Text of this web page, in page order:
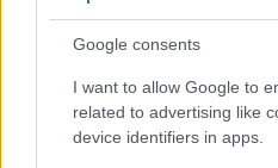
Google consents
I want to allow Google to
related to advertising like
device identifiers in apps.
Добавете пресни
си зърнена закуска
плодов привкус.
Пасирайте ги в
напитка, пълна с